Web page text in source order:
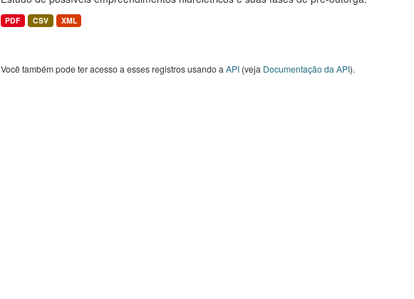
PDF CSV XML
Você também pode ter acesso a esses registros usando a API(veja Documentação da API).